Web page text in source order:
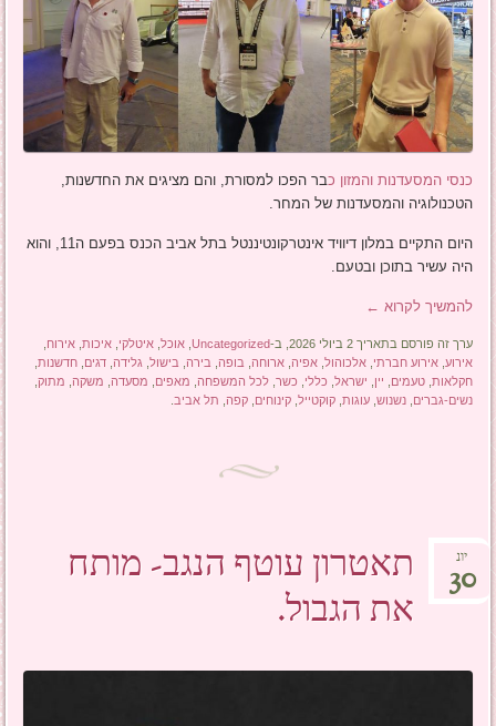
כנסי המסעדנות והמזון כבר הפכו למסורת, והם מציגים את החדשנות,
הטכנולוגיה והמסעדנות של המחר.
היום התקיים במלון דיוויד אינטרקונטיננטל בתל אביב הכנס בפעם ה11, והוא
היה עשיר בתוכן ובטעם.
להמשיך לקרוא ←
ערך זה פורסם בתאריך 2 ביולי 2026, ב- Uncategorized
,אוכל ,איטלקי ,איכות ,אירוח
אירוע ,אירוע חברתי ,אלכוהול ,אפיה ,ארוחה בופה בירה בישול גלידה ,דגים ,חדשנות
חקלאות ,טעמים יין ישראל כללי כשר ,לכל המשפחה מאפים מסעדה משקה מתוק
נשים-גברים ,נשנוש ,עוגות ,קוקטייל ,קינוחים ,קפה תל אביב
תאטרון עוטף הנגב- מותח
את הגבול.
יונ
30